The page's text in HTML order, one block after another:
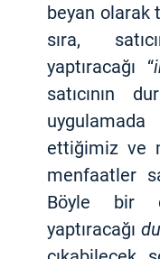
beyan olarak
sıra,
yaptıracağı “
satıcının
ettiğimiz ve
menfaatler
Böyle bir
yaptıracağı